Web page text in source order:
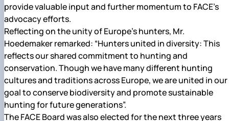
provide valuable input and further momentum to FACE’s
advocacy efforts.
Reflecting on the unity of Europe’s hunters, Mr.
Hoedemaker remarked: “Hunters united in diversity: This
reflects our shared commitment to hunting and
conservation. Though we have many different hunting
cultures and traditions across Europe, we are united in our
goal to conserve biodiversity and promote sustainable
hunting for future generations”.
The FACE Board was also elected for the next three years